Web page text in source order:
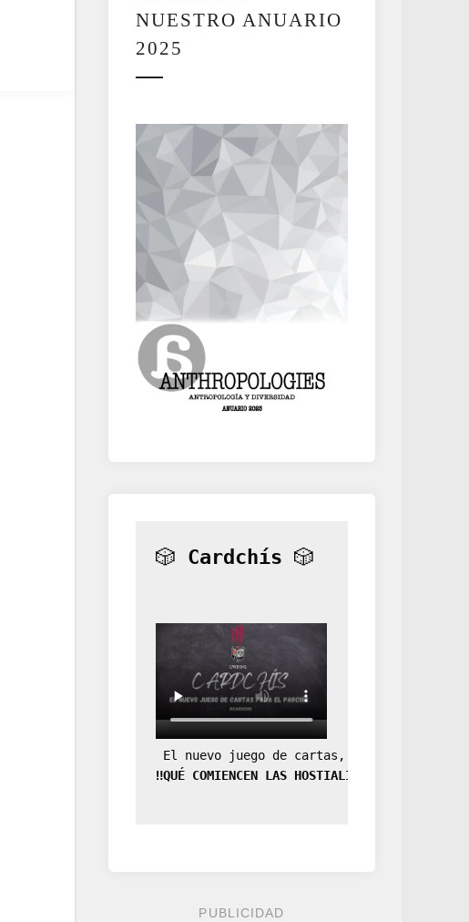
NUESTRO ANUARIO
2025
🎲 Cardchís 🎲
El nuevo juego de cartas, la expansión
‼️QUÉ COMIENCEN LAS HOSTIALIDADES‼️
PUBLICIDAD